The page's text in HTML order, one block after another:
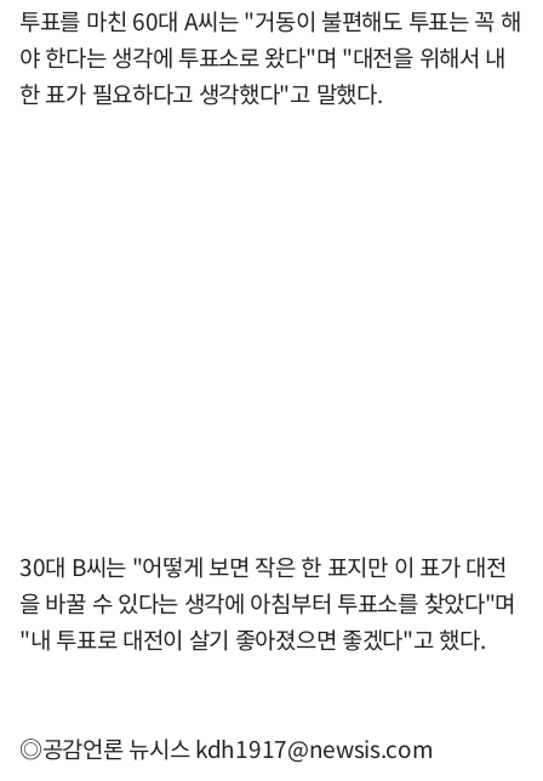
투표를 마친 60대 A씨는 "거동이 불편해도 투표는 꼭 해
야 한다는 생각에 투표소로 왔다"며 "대전을 위해서 내
한 표가 필요하다고 생각했다"고 말했다.
30대 B씨는 "어떻게 보면 작은 한 표지만 이 표가 대전
을 바꿀 수 있다는 생각에 아침부터 투표소를 찾았다"며
"내 투표로 대전이 살기 좋아졌으면 좋겠다"고 했다.
◎공감언론 뉴시스kdh1917@newsis.com